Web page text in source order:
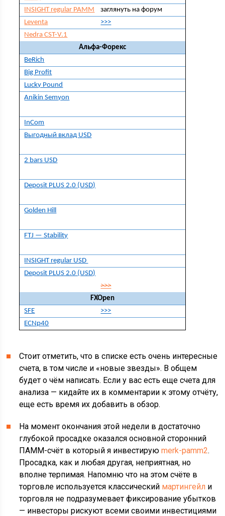
INSIGHT regular PAMM
заглянуть на форум
Leventa
>>>
Nedra CST-V.1
Альфа-Форекс
BeRich
Big Profit
Lucky Pound
Anikin Semyon
InСom
Выгодный вклад USD
2 bars USD
Deposit PLUS 2.0 (USD)
Golden Hill
FTJ — Stability
INSIGHT regular USD
Deposit PLUS 2.0 (USD)
>>>
FXOpen
SFE
>>>
ECNp40
Стоит отметить, что в списке есть очень интересные
счета, в том числе и «новые звезды». В общем
будет о чём написать. Если у вас есть еще счета для
анализа — кидайте их в комментарии к этому отчёту,
еще есть время их добавить в обзор.
На момент окончания этой недели в достаточно
глубокой просадке оказался основной сторонний
ПАММ-счёт в который я инвестируюmerk-pamm2.
Просадка, как и любая другая, неприятная, но
вполне терпимая. Напомню что на этом счёте в
торговле используется классический мартингейл и
торговля не подразумевает фиксирование убытков
— инвесторы рискуют всеми своими инвестициями